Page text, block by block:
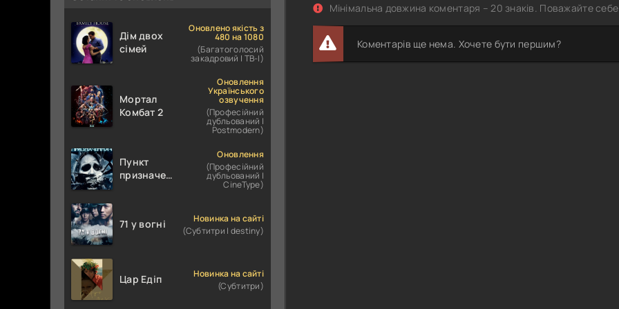
Мінімальна довжина коментаря – 20 знаків. Поважайте себе
Коментарів ще нема. Хочете бути першим?
Дім двох
сімей
Оновлено якість з
480 на 1080
(Багатоголосий
закадровий | ТВ-І)
Мортал
Комбат 2
Оновлення
Українського
озвучення
(Професійний
дубльований |
Postmodern)
Пункт
призначення
Оновлення
(Професійний
дубльований |
CineType)
71 у вогні
Новинка на сайті
(Субтитри | destiny)
Цар Едіп
Новинка на сайті
(Субтитри)